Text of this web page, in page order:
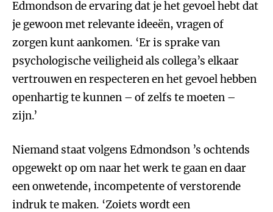
Edmondson de ervaring dat je het gevoel hebt dat
je gewoon met relevante ideeën, vragen of
zorgen kunt aankomen. ‘Er is sprake van
psychologische veiligheid als collega’s elkaar
vertrouwen en respecteren en het gevoel hebben
openhartig te kunnen – of zelfs te moeten –
zijn.’
Niemand staat volgens Edmondson ’s ochtends
opgewekt op om naar het werk te gaan en daar
een onwetende, incompetente of verstorende
indruk te maken. ‘Zoiets wordt een